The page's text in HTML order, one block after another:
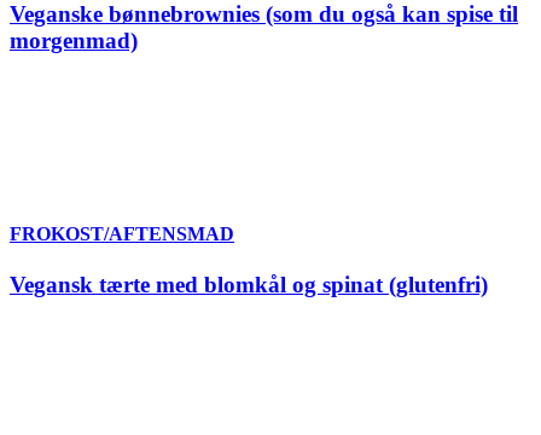
Veganske bønnebrownies (som du også kan spise til
morgenmad)
FROKOST/AFTENSMAD
Vegansk tærte med blomkål og spinat (glutenfri)